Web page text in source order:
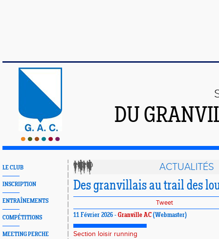
DU
LE CLUB
INSCRIPTION
ENTRAÎNEMENTS
COMPÉTITIONS
MEETING PERCHE
ACTUALITÉS
Des granvillais au trail des
Tweet
11 Février 2026 - Granville AC (Webmaster)
Section loisir running